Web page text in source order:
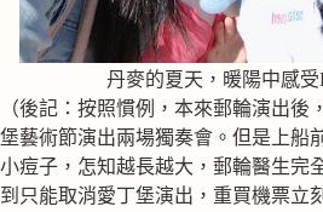
丹麥的夏天，暖陽中感受
（後記：按照慣例，本來郵輪演出後
堡藝術節演出兩場獨奏會。但是上船
小痘子，怎知越長越大，郵輪醫生完
到只能取消愛丁堡演出，重買機票立